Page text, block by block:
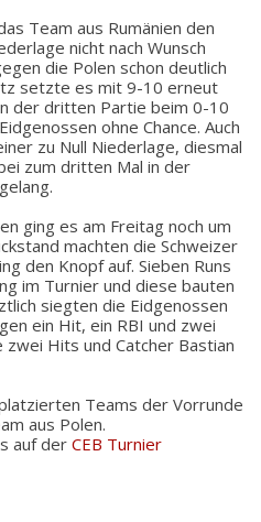
Team aus Rumänien den
nicht nach Wunsch
die Polen schon deutlich
setzte es mit 9-10 erneut
der dritten Partie beim 0-10
ohne Chance. Auch
zu Null Niederlage, diesmal
zum dritten Mal in der
ging es am Freitag noch um
machten die Schweizer
den Knopf auf. Sieben Runs
im Turnier und diese bauten
siegten die Eidgenossen
ein Hit, ein RBI und zwei
zwei Hits und Catcher Bastian
Teams der Vorrunde
aus Polen.
auf der CEB Turnier